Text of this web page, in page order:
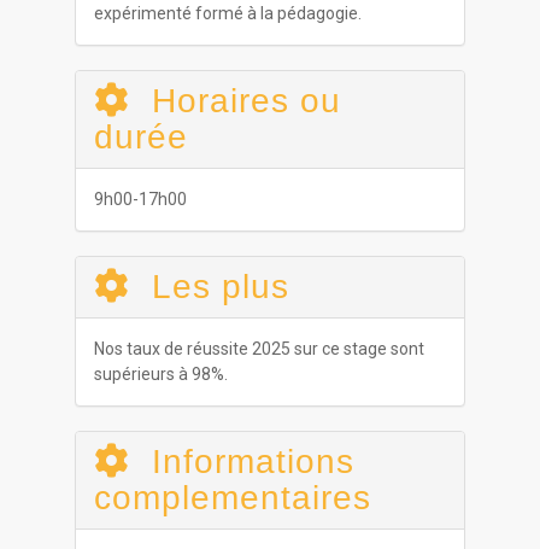
expérimenté formé à la pédagogie.
Horaires ou
durée
9h00-17h00
Les plus
Nos taux de réussite 2025 sur ce stage sont
supérieurs à 98%.
Informations
complementaires